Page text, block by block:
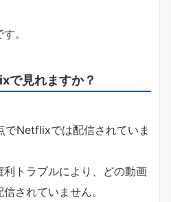
。
で見れますか？
Netflixでは配信されていま
トラブルにより、どの動画
されていません。